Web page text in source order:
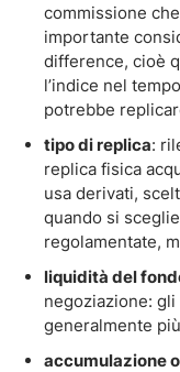
commissione
importante
difference, cioè
l’indice nel
potrebbe
tipo di replica:
replica fisica
usa derivati,
quando si
regolamentate,
liquidità del
negoziazione:
generalmente
accumulazione